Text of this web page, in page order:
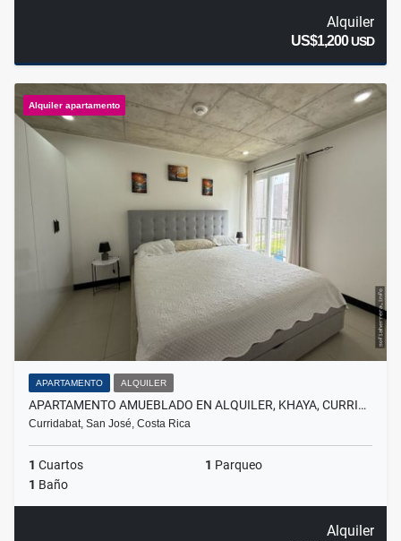
Alquiler
US$1,200USD
Alquiler apartamento
APARTAMENTO ALQUILER
APARTAMENTO AMUEBLADO EN ALQUILER, KHAYA, CURRI…
Curridabat, San José, Costa Rica
1 Cuartos 1 Parqueo
1 Baño
Alquiler